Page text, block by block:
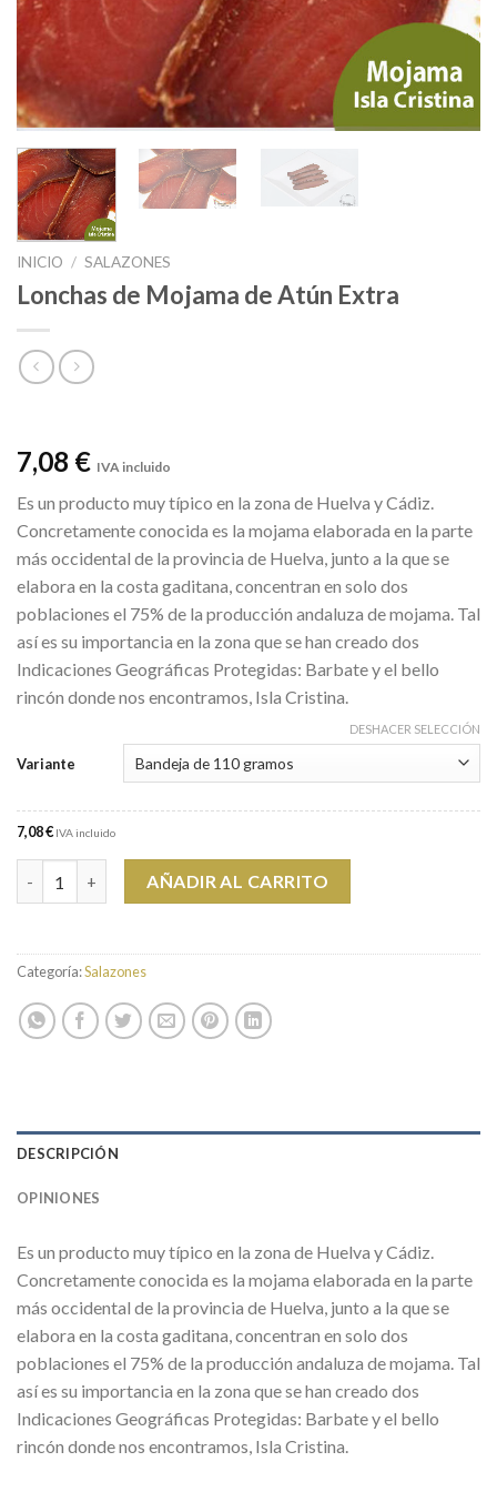
INICIO / SALAZONES
Lonchas de Mojama de Atún Extra
7,08 € IVA incluido
Es un producto muy típico en la zona de Huelva y Cádiz.
Concretamente conocida es la mojama elaborada en la parte
más occidental de la provincia de Huelva, junto a la que se
elabora en la costa gaditana, concentran en solo dos
poblaciones el 75% de la producción andaluza de mojama. Tal
así es su importancia en la zona que se han creado dos
Indicaciones Geográficas Protegidas: Barbate y el bello
rincón donde nos encontramos, Isla Cristina.
Variante
DESHACER SELECCIÓN
7,08 € IVA incluido
Unidades Lonchas de Mojama de Atún Extra
AÑADIR AL CARRITO
Categoría:Salazones
DESCRIPCIÓN
OPINIONES
Es un producto muy típico en la zona de Huelva y Cádiz.
Concretamente conocida es la mojama elaborada en la parte
más occidental de la provincia de Huelva, junto a la que se
elabora en la costa gaditana, concentran en solo dos
poblaciones el 75% de la producción andaluza de mojama. Tal
así es su importancia en la zona que se han creado dos
Indicaciones Geográficas Protegidas: Barbate y el bello
rincón donde nos encontramos, Isla Cristina.